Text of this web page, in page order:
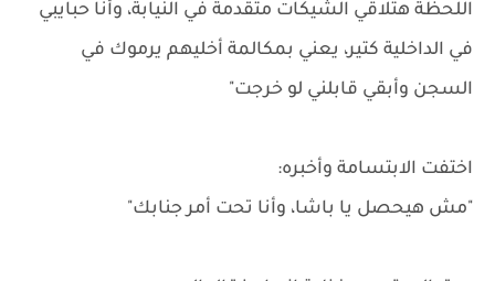
اللحظة هتلاقي الشيكات متقدمة في النيابة، وأنا حبايبي
في الداخلية كتير، يعني بمكالمة أخليهم يرموك في
السجن وأبقي قابلني لو خرجت"
اختفت الابتسامة وأخبره:
"مش هيحصل يا باشا، وأنا تحت أمر جنابك"